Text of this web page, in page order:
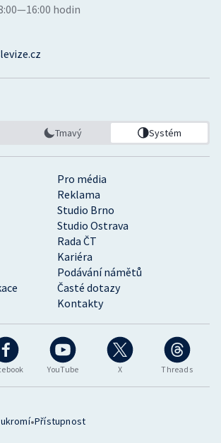
YouTube X Threads
Pro média
Reklama
Studio Brno
Studio Ostrava
Rada ČT
Kariéra
Podávání námětů
Časté dotazy
Kontakty
hodin
Tmavý Systém
•Přístupnost